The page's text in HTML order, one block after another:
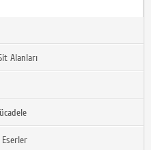
Alanları
Eserler